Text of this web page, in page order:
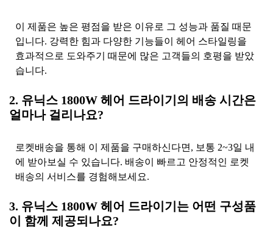
이 제품은 높은 평점을 받은 이유로 그 성능과 품질 때문
입니다. 강력한 힘과 다양한 기능들이 헤어 스타일링을
효과적으로 도와주기 때문에 많은 고객들의 호평을 받았
습니다.
2. 유닉스 1800W 헤어 드라이기의 배송 시간은
얼마나 걸리나요?
로켓배송을 통해 이 제품을 구매하신다면, 보통 2~3일 내
에 받아보실 수 있습니다. 배송이 빠르고 안정적인 로켓
배송의 서비스를 경험해보세요.
3. 유닉스 1800W 헤어 드라이기는 어떤 구성품
이 함께 제공되나요?